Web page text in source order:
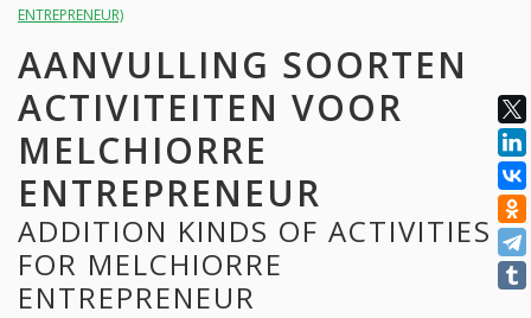
ENTREPRENEUR)
AANVULLING SOORTEN
ACTIVITEITEN VOOR
MELCHIORRE
ENTREPRENEUR
ADDITION KINDS OF ACTIVITIES
FOR MELCHIORRE
ENTREPRENEUR